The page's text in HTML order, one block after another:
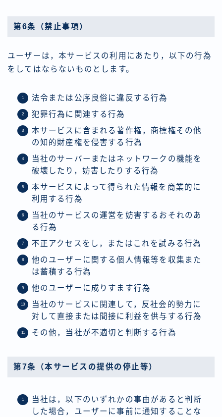
第6条（禁止事項）
ユーザーは，本サービスの利用にあたり，以下の行為
をしてはならないものとします。
法令または公序良俗に違反する行為
犯罪行為に関連する行為
本サービスに含まれる著作権，商標権その他
の知的財産権を侵害する行為
当社のサーバーまたはネットワークの機能を
破壊したり，妨害したりする行為
本サービスによって得られた情報を商業的に
利用する行為
当社のサービスの運営を妨害するおそれのあ
る行為
不正アクセスをし，またはこれを試みる行為
他のユーザーに関する個人情報等を収集また
は蓄積する行為
他のユーザーに成りすます行為
当社のサービスに関連して，反社会的勢力に
対して直接または間接に利益を供与する行為
その他，当社が不適切と判断する行為
第7条（本サービスの提供の停止等）
当社は，以下のいずれかの事由があると判断
した場合，ユーザーに事前に通知することな